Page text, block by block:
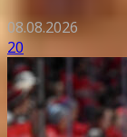
08.08.2026
20